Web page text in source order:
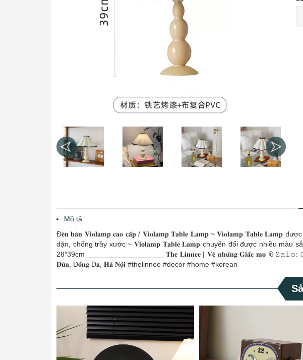
Mô tả
Đ𝐞̀𝐧 𝐛𝐚̀𝐧 𝐕𝐢𝐨𝐥𝐚𝐦𝐩 𝐜𝐚𝐨 𝐜𝐚̂́𝐩 / 𝐕𝐢𝐨𝐥𝐚𝐦𝐩 𝐓𝐚𝐛𝐥𝐞 𝐋𝐚𝐦𝐩 ~ 𝐕𝐢𝐨𝐥𝐚𝐦𝐩 𝐓𝐚𝐛𝐥𝐞 𝐋𝐚𝐦𝐩
dặn, chống trầy xước ~ 𝐕𝐢𝐨𝐥𝐚𝐦𝐩 𝐓𝐚𝐛𝐥𝐞 𝐋𝐚𝐦𝐩 chuyển đổi được nhiều màu
28*39cm ___________________ 𝐓𝐡𝐞 𝐋𝐢𝐧𝐧𝐞𝐞 | 𝐕𝐞̃ 𝐧𝐡𝐮̛̃𝐧𝐠 𝐆𝐢𝐚̂́𝐜 𝐦𝐨̛
𝐃𝐮̛̀𝐚, Đ𝐨̂́𝐧𝐠 Đ𝐚, 𝐇𝐚̀ 𝐍𝐨̣̂𝐢 #thelinnee #decor #home #korean